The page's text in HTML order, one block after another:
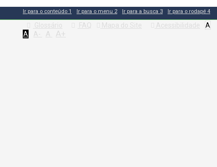
Ir para o conteúdo 1 Ir para o menu 2 Ir para a busca 3 Ir para o rodapé 4
Glossário FAQ Mapa do Site Acessibilidade
A
A
A- A A+